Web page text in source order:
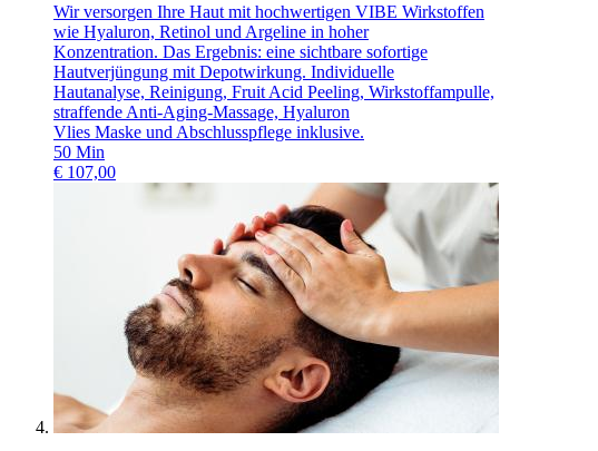
Wir versorgen Ihre Haut mit hochwertigen VIBE Wirkstoffen
wie Hyaluron, Retinol und Argeline in hoher
Konzentration. Das Ergebnis: eine sichtbare sofortige
Hautverjüngung mit Depotwirkung. Individuelle
Hautanalyse, Reinigung, Fruit Acid Peeling, Wirkstoffampulle,
straffende Anti-Aging-Massage, Hyaluron
Vlies Maske und Abschlusspflege inklusive.
50 Min
€ 107,00